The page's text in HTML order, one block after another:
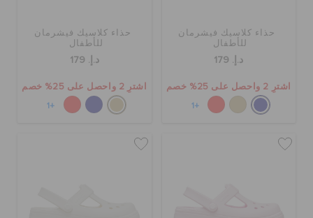
حذاء كلاسيك فيشرمان
للأطفال
د.إ. 179
اشترِ 2 واحصل على 25% خصم
+1
حذاء كلاسيك فيشرمان
للأطفال
د.إ. 179
اشترِ 2 واحصل على 25% خصم
+1